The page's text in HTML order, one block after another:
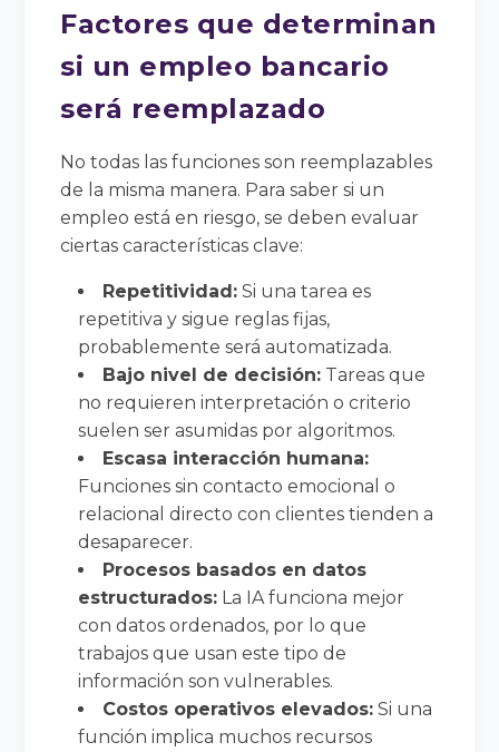
Factores que determinan
si un empleo bancario
será reemplazado
No todas las funciones son reemplazables
de la misma manera. Para saber si un
empleo está en riesgo, se deben evaluar
ciertas características clave:
Repetitividad: Si una tarea es
repetitiva y sigue reglas fijas,
probablemente será automatizada.
Bajo nivel de decisión: Tareas que
no requieren interpretación o criterio
suelen ser asumidas por algoritmos.
Escasa interacción humana:
Funciones sin contacto emocional o
relacional directo con clientes tienden a
desaparecer.
Procesos basados en datos
estructurados: La IA funciona mejor
con datos ordenados, por lo que
trabajos que usan este tipo de
información son vulnerables.
Costos operativos elevados: Si una
función implica muchos recursos